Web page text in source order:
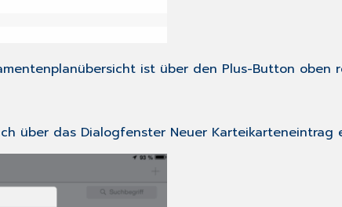
ist über den Plus-Button oben
über das Dialogfenster Neuer Karteikarteneintrag